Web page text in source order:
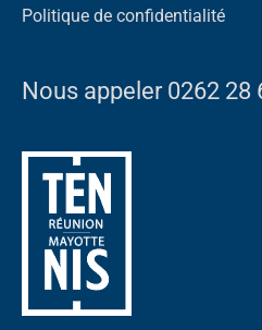
Politique de confidentialité
Nous appeler 0262 28